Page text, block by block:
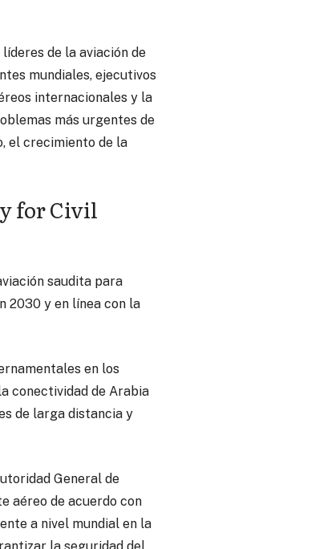
de la aviación de
mundiales, ejecutivos
internacionales y la
más urgentes de
el crecimiento de la
for Civil
saudita para
2030 y en línea con la
en los
conectividad de Arabia
de larga distancia y
General de
aéreo de acuerdo con
a nivel mundial en la